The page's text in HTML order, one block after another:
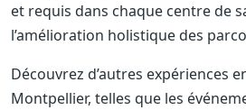
et requis dans chaque centre de
l’amélioration holistique des
Découvrez d’autres expériences
Montpellier, telles que les